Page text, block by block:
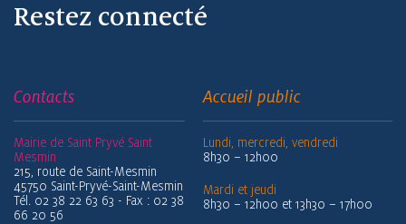
Restez connecté
Contacts
Mairie de Saint Pryvé Saint
Mesmin
215, route de Saint-Mesmin
45750 Saint-Pryvé-Saint-Mesmin
Tél. 02 38 22 63 63 - Fax : 02 38
66 20 56
Accueil public
Lundi, mercredi, vendredi
8h30 – 12h00
Mardi et jeudi
8h30 – 12h00 et 13h30 – 17h00